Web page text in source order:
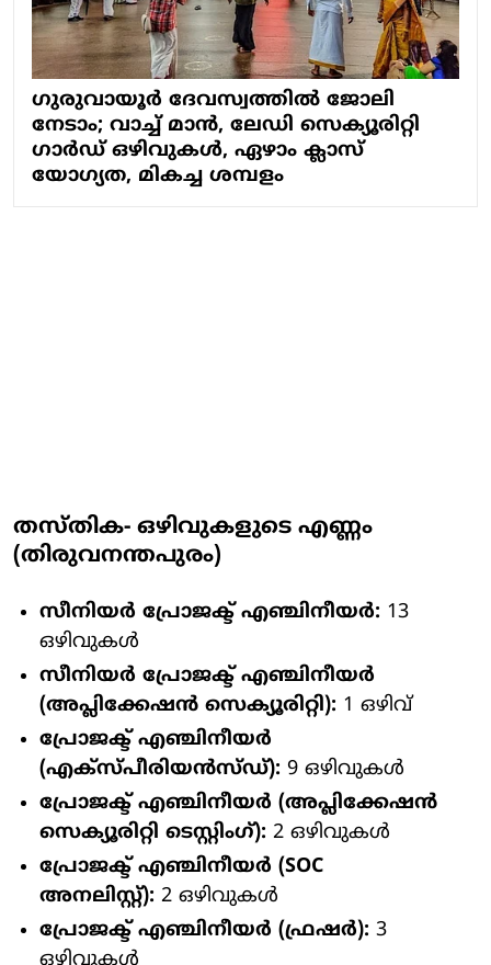
ഗുരുവായൂർ ദേവസ്വത്തിൽ ജോലി
നേടാം; വാച്ച് മാൻ, ലേഡി സെക്യൂരിറ്റി
ഗാർഡ് ഒഴിവുകൾ, ഏഴാം ക്ലാസ്
യോഗ്യത, മികച്ച ശമ്പളം
തസ്തിക- ഒഴിവുകളുടെ എണ്ണം
(തിരുവനന്തപുരം)
സീനിയർ പ്രോജക്ട് എഞ്ചിനീയർ: 13
ഒഴിവുകൾ
സീനിയർ പ്രോജക്ട് എഞ്ചിനീയർ
(അപ്ലിക്കേഷൻ സെക്യൂരിറ്റി): 1 ഒഴിവ്
പ്രോജക്ട് എഞ്ചിനീയർ
(എക്സ്പീരിയൻസ്ഡ്): 9 ഒഴിവുകൾ
പ്രോജക്ട് എഞ്ചിനീയർ (അപ്ലിക്കേഷൻ
സെക്യൂരിറ്റി ടെസ്റ്റിംഗ്): 2 ഒഴിവുകൾ
പ്രോജക്ട് എഞ്ചിനീയർ (SOC
അനലിസ്റ്റ്): 2 ഒഴിവുകൾ
പ്രോജക്ട് എഞ്ചിനീയർ (ഫ്രഷർ): 3
ഒഴിവുകൾ